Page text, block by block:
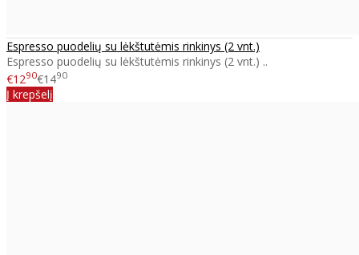
Espresso puodelių su lėkštutėmis rinkinys (2 vnt.)
Espresso puodelių su lėkštutėmis rinkinys (2 vnt.) ..
€1290€1490
Į krepšelį